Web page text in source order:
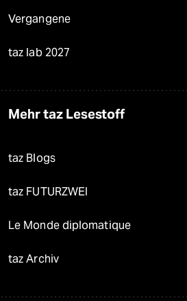
Vergangene
taz lab 2027
Mehr taz Lesestoff
taz Blogs
taz FUTURZWEI
Le Monde diplomatique
taz Archiv